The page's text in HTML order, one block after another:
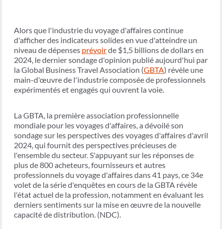
Alors que l'industrie du voyage d'affaires continue
d'afficher des indicateurs solides en vue d'atteindre un
niveau de dépenses prévoirde $1,5 billions de dollars en
2024, le dernier sondage d'opinion publié aujourd'hui par
la Global Business Travel Association (GBTA) révèle une
main-d'œuvre de l'industrie composée de professionnels
expérimentés et engagés qui ouvrent la voie.
La GBTA, la première association professionnelle
mondiale pour les voyages d'affaires, a dévoilé son
sondage sur les perspectives des voyages d'affaires d'avril
2024, qui fournit des perspectives précieuses de
l'ensemble du secteur. S'appuyant sur les réponses de
plus de 800 acheteurs, fournisseurs et autres
professionnels du voyage d'affaires dans 41 pays, ce 34e
volet de la série d'enquêtes en cours de la GBTA révèle
l'état actuel de la profession, notamment en évaluant les
derniers sentiments sur la mise en œuvre de la nouvelle
capacité de distribution. (NDC).